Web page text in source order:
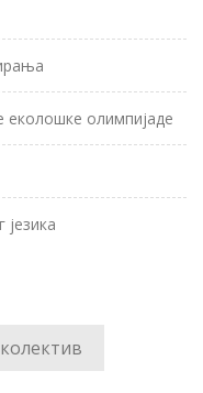
еколошке олимпијаде